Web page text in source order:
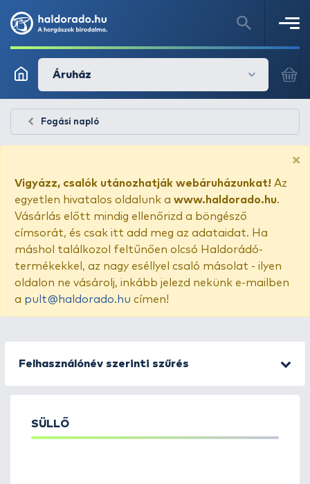
Áruház
Fogási napló
×
Vigyázz, csalók utánozhatják webáruházunkat! Az
egyetlen hivatalos oldalunk a www.haldorado.hu.
Vásárlás előtt mindig ellenőrizd a böngésző
címsorát, és csak itt add meg az adataidat. Ha
máshol találkozol feltűnően olcsó Haldorádó-
termékekkel, az nagy eséllyel csaló másolat - ilyen
oldalon ne vásárolj, inkább jelezd nekünk e-mailben
a pult@haldorado.hu címen!
Felhasználónév szerinti szűrés
SÜLLŐ